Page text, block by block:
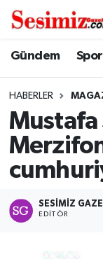
Gündem Spor
HABERLER
Mustafa
SESIMIZ
EDITÖR
Dünya
Ekonomi
Genel
Gündem
Nöbetçi
Hava
Namaz
Trafik
Süper Lig